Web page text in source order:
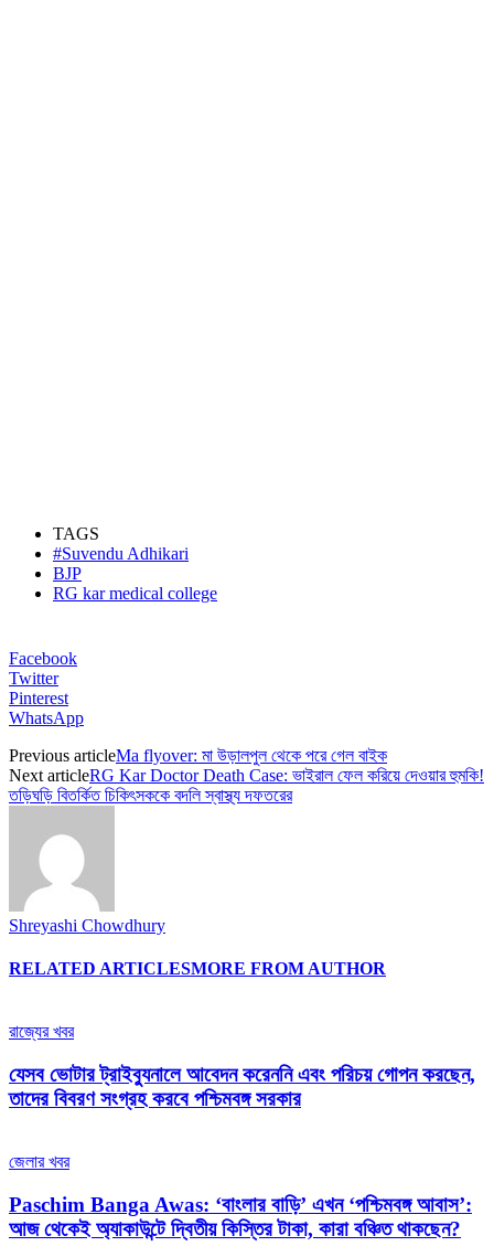
TAGS
#Suvendu Adhikari
BJP
RG kar medical college
Facebook
Twitter
Pinterest
WhatsApp
Previous articleMa flyover: মা উড়ালপুল থেকে পরে গেল বাইক
Next articleRG Kar Doctor Death Case: ভাইরাল ফেল করিয়ে দেওয়ার হুমকি!
তড়িঘড়ি বিতর্কিত চিকিৎসককে বদলি স্বাস্থ্য দফতরের
Shreyashi Chowdhury
RELATED ARTICLESMORE FROM AUTHOR
রাজ্যের খবর
যেসব ভোটার ট্রাইব্যুনালে আবেদন করেননি এবং পরিচয় গোপন করছেন,
তাদের বিবরণ সংগ্রহ করবে পশ্চিমবঙ্গ সরকার
জেলার খবর
Paschim Banga Awas: ‘বাংলার বাড়ি’ এখন ‘পশ্চিমবঙ্গ আবাস’:
আজ থেকেই অ্যাকাউন্টে দ্বিতীয় কিস্তির টাকা, কারা বঞ্চিত থাকছেন?